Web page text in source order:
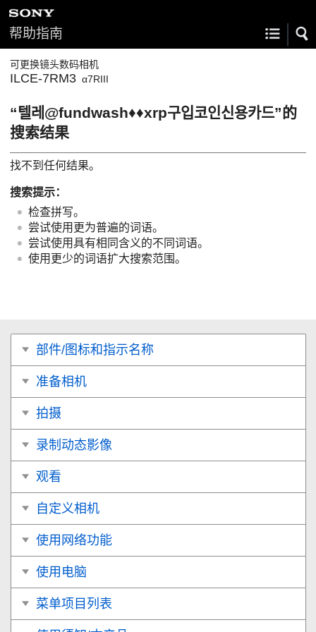
帮助指南
可更换镜头数码相机
ILCE-7RM3 α7RIII
“텔레@fundwash♦♦xrp구입코인신용카드”的
搜索结果
找不到任何结果。
搜索提示：
检查拼写。
尝试使用更为普遍的词语。
尝试使用具有相同含义的不同词语。
使用更少的词语扩大搜索范围。
部件/图标和指示名称
准备相机
拍摄
录制动态影像
观看
自定义相机
使用网络功能
使用电脑
菜单项目列表